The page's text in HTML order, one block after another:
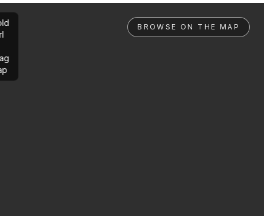
BROWSE ON THE MAP